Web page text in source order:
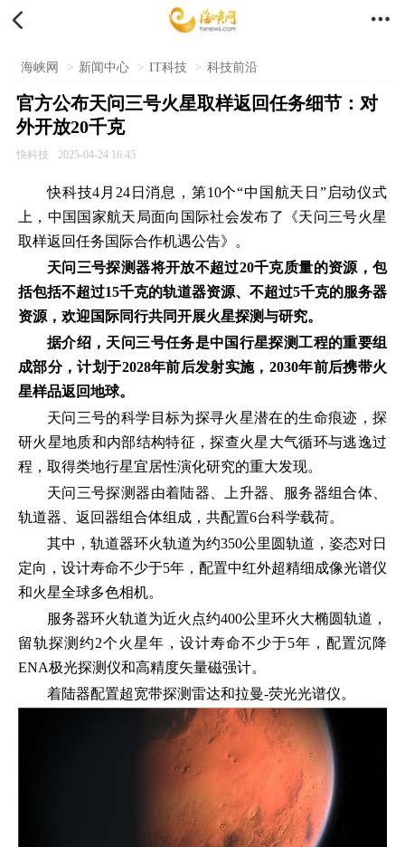
 
海峡网 > 新闻中心 > IT科技 > 科技前沿
官方公布天问三号火星取样返回任务细节：对
外开放20千克
快科技 2025-04-24 16:45
快科技4月24日消息，第10个“中国航天日”启动仪式
上，中国国家航天局面向国际社会发布了《天问三号火星
取样返回任务国际合作机遇公告》。
天问三号探测器将开放不超过20千克质量的资源，包
括包括不超过15千克的轨道器资源、不超过5千克的服务器
资源，欢迎国际同行共同开展火星探测与研究。
据介绍，天问三号任务是中国行星探测工程的重要组
成部分，计划于2028年前后发射实施，2030年前后携带火
星样品返回地球。
天问三号的科学目标为探寻火星潜在的生命痕迹，探
研火星地质和内部结构特征，探查火星大气循环与逃逸过
程，取得类地行星宜居性演化研究的重大发现。
天问三号探测器由着陆器、上升器、服务器组合体、
轨道器、返回器组合体组成，共配置6台科学载荷。
其中，轨道器环火轨道为约350公里圆轨道，姿态对日
定向，设计寿命不少于5年，配置中红外超精细成像光谱仪
和火星全球多色相机。
服务器环火轨道为近火点约400公里环火大椭圆轨道，
留轨探测约2个火星年，设计寿命不少于5年，配置沉降
ENA极光探测仪和高精度矢量磁强计。
着陆器配置超宽带探测雷达和拉曼-荧光光谱仪。